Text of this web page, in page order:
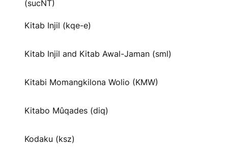
(sucNT)
Kitab Injil (kqe-e)
Kitab Injil and Kitab Awal-Jaman (sml)
Kitabi Momangkilona Wolio (KMW)
Kitabo Mûqades (diq)
Kodaku (ksz)